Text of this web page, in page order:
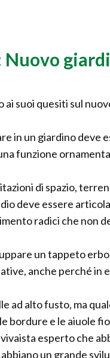
Nuovo
suoi quesiti sul
in un giardino deve
funzione
di spazio,
deve essere
radici che non
un tappeto
anche perché in
ad alto fusto, ma
bordure e le aiuole
esperto che
un grande